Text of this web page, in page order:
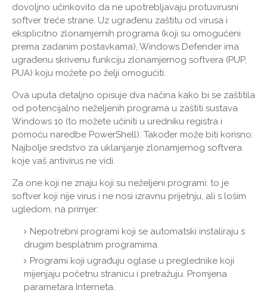
dovoljno učinkovito da ne upotrebljavaju protuvirusni
softver treće strane. Uz ugrađenu zaštitu od virusa i
eksplicitno zlonamjernih programa (koji su omogućeni
prema zadanim postavkama), Windows Defender ima
ugrađenu skrivenu funkciju zlonamjernog softvera (PUP,
PUA) koju možete po želji omogućiti.
Ova uputa detaljno opisuje dva načina kako bi se zaštitila
od potencijalno neželjenih programa u zaštiti sustava
Windows 10 (to možete učiniti u uredniku registra i
pomoću naredbe PowerShell). Također može biti korisno:
Najbolje sredstvo za uklanjanje zlonamjernog softvera
koje vaš antivirus ne vidi.
Za one koji ne znaju koji su neželjeni programi: to je
softver koji nije virus i ne nosi izravnu prijetnju, ali s lošim
ugledom, na primjer:
Nepotrebni programi koji se automatski instaliraju s
drugim besplatnim programima.
Programi koji ugrađuju oglase u preglednike koji
mijenjaju početnu stranicu i pretražuju. Promjena
parametara Interneta.